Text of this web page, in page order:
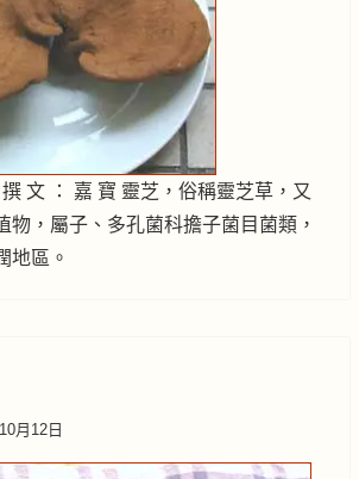
文 ： 嘉 寶 靈芝，俗稱靈芝草，又
物，屬子、多孔菌科擔子菌目菌類，
地區。
月12日